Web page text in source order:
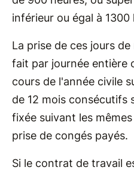
inférieur ou égal à 1300
La prise de ces jours
fait par journée entière
cours de l'année civile
de 12 mois consécutifs
fixée suivant les
prise de congés payés.
Si le contrat de travail